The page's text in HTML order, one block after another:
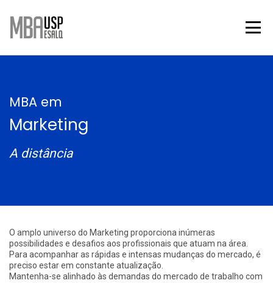
MBA em
Marketing
A distância
Sobre o curso
O amplo universo do Marketing proporciona inúmeras
possibilidades e desafios aos profissionais que atuam na área.
Para acompanhar as rápidas e intensas mudanças do mercado, é
preciso estar em constante atualização.
Mantenha-se alinhado às demandas do mercado de trabalho com